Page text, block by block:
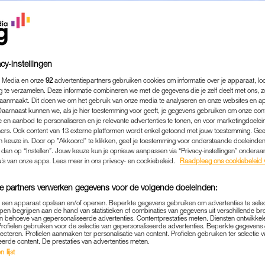
SIETSKE EN FRED
JONGENS: 'WE ZIJN
FAMILIE|INTERVIEW
24-08-2023 | JUJUBE ZEGUERS
Broekhuis zijn al meer dan twintig jaar
in huis. In hun huishouden van Jan Steen is er
instellingen
en onze 92 advertentiepartners gebruiken cookies om informatie over je apparaat,
te verzamelen. Deze informatie combineren we met de gegevens die je zelf deelt met ons,
Dit doen we om het gebruik van onze media te analyseren en onze websites en
kunnen we, als je hier toestemming voor geeft, je gegevens gebruiken om onze
en aanbod te personaliseren en je relevante advertenties te tonen, en voor
Ook content van 13 externe platformen wordt enkel getoond met jouw toestemming.
keuze in. Door op "Akkoord" te klikken, geef je toestemming voor onderstaande
op “Instellen”. Jouw keuze kun je opnieuw aanpassen via “Privacy-instellingen”
van onze apps. Lees meer in ons privacy- en cookiebeleid.
Raadpleeg ons cookiebeleid
partners verwerken gegevens voor de volgende doeleinden:
apparaat opslaan en/of openen. Beperkte gegevens gebruiken om advertenties te
begrijpen aan de hand van statistieken of combinaties van gegevens uit verschillende
behoeve van gepersonaliseerde advertenties. Contentprestaties meten. Diensten
gebruiken voor de selectie van gepersonaliseerde advertenties. Beperkte
Profielen aanmaken ter personalisatie van content. Profielen gebruiken ter selectie
content. De prestaties van advertenties meten.
lijst